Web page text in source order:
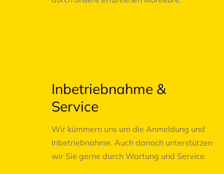
04
Inbetriebnahme &
Service
Wir kümmern uns um die Anmeldung und
Inbetriebnahme. Auch danach unterstützen
wir Sie gerne durch Wartung und Service.